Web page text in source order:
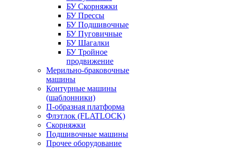
БУ Скорняжки
БУ Прессы
БУ Подшивочные
БУ Пуговичные
БУ Шагалки
БУ Тройное
продвижение
Мерильно-браковочные
машины
Контурные машины
(шаблонники)
П-образная платформа
Флэтлок (FLATLOCK)
Скорняжки
Подшивочные машины
Прочее оборудование